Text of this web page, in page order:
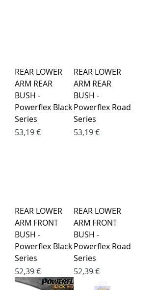
REAR LOWER
ARM REAR
BUSH -
Powerflex Black
Series
Kaina
53,19 €
REAR LOWER
ARM REAR
BUSH -
Powerflex Road
Series
Kaina
53,19 €
REAR LOWER
ARM FRONT
BUSH -
Powerflex Black
Series
Kaina
52,39 €
REAR LOWER
ARM FRONT
BUSH -
Powerflex Road
Series
Kaina
52,39 €